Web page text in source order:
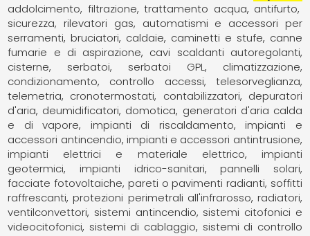
addolcimento, filtrazione, trattamento acqua antifurto,
sicurezza, rilevatori gas
automatismi e accessori per
serramenti bruciatori caldaie caminetti e stufe canne
fumarie e di aspirazione
cavi scaldanti autoregolanti
cisterne, serbatoi, serbatoi GPL
climatizzazione,
condizionamento
controllo accessi, telesorveglianza,
telemetria
cronotermostati, contabilizzatori
depuratori
d'aria deumidificatori domotica generatori d'aria calda
e di vapore
impianti di riscaldamento
impianti e
accessori antincendio impianti e accessori antintrusione
impianti elettrici e materiale elettrico
impianti
geotermici
impianti idrico-sanitari
pannelli solari,
facciate fotovoltaiche pareti o pavimenti radianti, soffitti
raffrescanti protezioni perimetrali all'infrarosso radiatori,
ventilconvettori sistemi antincendio sistemi citofonici e
videocitofonici sistemi di cablaggio sistemi di controllo